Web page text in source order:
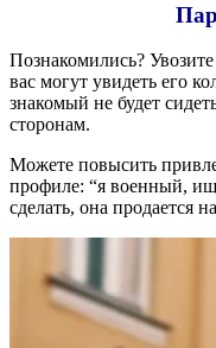
Познакомились?
вас могут увидеть его
знакомый не будет
сторонам.
Можете повысить
профиле: “я военный,
сделать, она продается